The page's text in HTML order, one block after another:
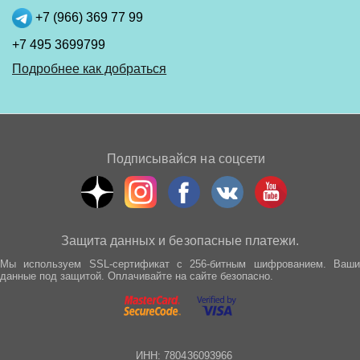
+7 (966) 369 77 99
+7 495 3699799
Подробнее как добраться
Подписывайся на соцсети
Защита данных и безопасные платежи.
Мы используем SSL-сертификат с 256-битным шифрованием. Ваши
данные под защитой. Оплачивайте на сайте безопасно.
ИНН: 780436093966